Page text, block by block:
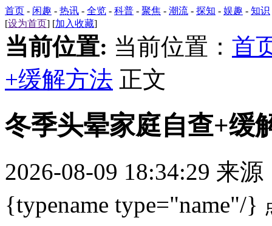
首页 - 闲趣 - 热讯 - 全览 - 科普 - 聚焦 - 潮流 - 探知 - 娱趣 - 知识
[设为首页] [加入收藏]
当前位置: 当前位置： 首
+缓解方法 正文
冬季头晕家庭自查+缓
2026-08-09 18:34:29 来源
{typename type="name"/}